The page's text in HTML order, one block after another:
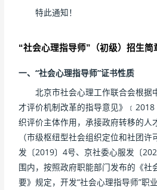
特此通知！
“社会心理指导师”（初级）招生简
一、“社会心理指导师”证书性质
北京市社会心理工作联合会根据
才评价机制改革的指导意见》
织评价主体作用，承接政府转移的人
（市级枢纽型社会组织定位和社团
发〔2019〕4号、京社委心服发〔
围内，按照政府职能部门发布的《社
要》规定，开发“社会心理指导师”职